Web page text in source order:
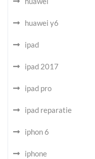
huawei y6
ipad
ipad 2017
ipad pro
ipad reparatie
iphon 6
iphone